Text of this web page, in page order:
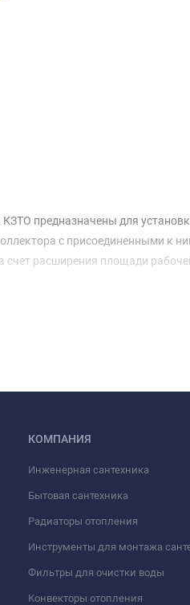
предназначены для
с присоединенными к
расширения площади
КОМПАНИЯ
Инженерная сантехника
Бытовая сантехника
Радиаторы отопления
Инструменты для монтажа
Фильтры для очистки воды
Конвекторы отопления